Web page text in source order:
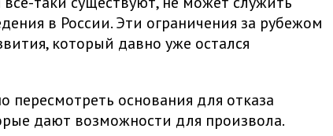
в России. Эти ограничения за рубежом
который давно уже остался
пересмотреть основания для отказа
дают возможности для произвола.